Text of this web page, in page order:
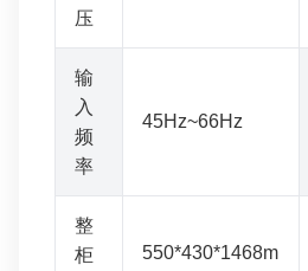
压
输
入
频
率
45Hz~66Hz
整
柜
550*430*1468m